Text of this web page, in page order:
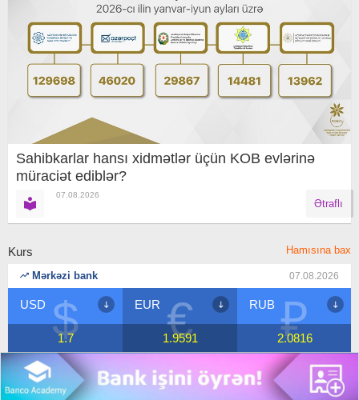
Sahibkarlar hansı xidmətlər üçün KOB evlərinə
müraciət ediblər?
07.08.2026
Ətraflı
Kurs Hamısına bax
Mərkəzi bank 07.08.2026
$
USD
1.7 €
EUR
1.9591 ₽
RUB
2.0816